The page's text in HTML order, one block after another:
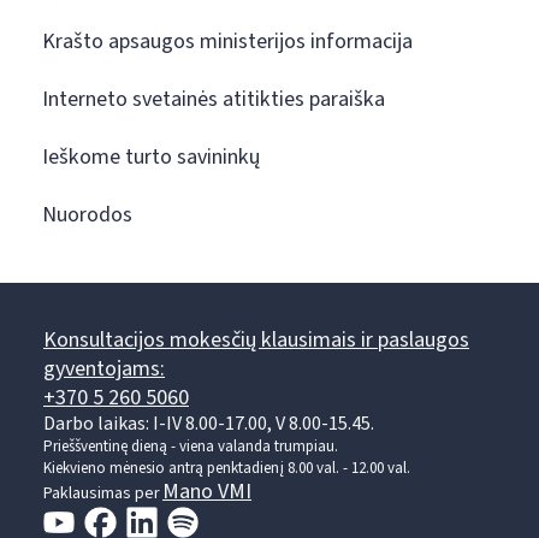
Krašto apsaugos ministerijos informacija
Interneto svetainės atitikties paraiška
Ieškome turto savininkų
Nuorodos
Konsultacijos mokesčių klausimais ir paslaugos
gyventojams:
+370 5 260 5060
Darbo laikas: I-IV 8.00-17.00, V 8.00-15.45.
Prieššventinę dieną - viena valanda trumpiau.
Kiekvieno mėnesio antrą penktadienį 8.00 val. - 12.00 val.
Paklausimas per Mano VMI